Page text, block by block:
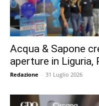
Acqua & Sapone
aperture in Liguria,
Redazione - 31 Luglio 2026